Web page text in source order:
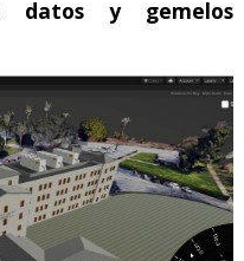
datos y gemelos